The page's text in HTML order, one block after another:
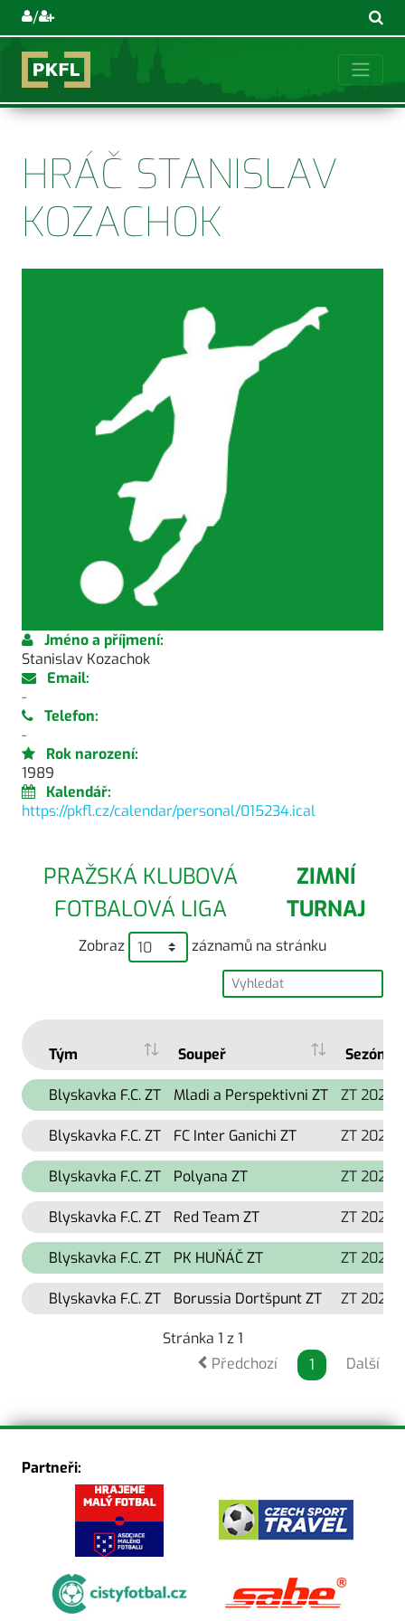
/
HRÁČ STANISLAV
KOZACHOK
Jméno a příjmení:
Stanislav Kozachok
Email:
-
Telefon:
-
Rok narození:
1989
Kalendář:
https://pkfl.cz/calendar/personal/015234.ical
PRAŽSKÁ KLUBOVÁ
FOTBALOVÁ LIGA
ZIMNÍ
TURNAJ
Zobraz záznamů na stránku
Tým Soupeř Sezóna
Blyskavka F.C. ZT Mladi a Perspektivni ZT ZT 2024
Blyskavka F.C. ZT FC Inter Ganichi ZT ZT 2024
Blyskavka F.C. ZT Polyana ZT ZT 2024
Blyskavka F.C. ZT Red Team ZT ZT 2024
Blyskavka F.C. ZT PK HUŇÁČ ZT ZT 2024
Blyskavka F.C. ZT Borussia Dortšpunt ZT ZT 2024
Stránka 1 z 1
Předchozí
1 Další
Partneři: